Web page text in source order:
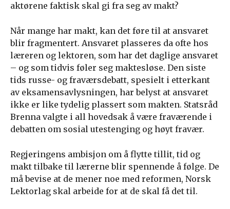
aktørene faktisk skal gi fra seg av makt?
Når mange har makt, kan det føre til at ansvaret
blir fragmentert. Ansvaret plasseres da ofte hos
læreren og lektoren, som har det daglige ansvaret
– og som tidvis føler seg maktesløse. Den siste
tids russe- og fraværsdebatt, spesielt i etterkant
av eksamensavlysningen, har belyst at ansvaret
ikke er like tydelig plassert som makten. Statsråd
Brenna valgte i all hovedsak å være fraværende i
debatten om sosial utestenging og høyt fravær.
Regjeringens ambisjon om å flytte tillit, tid og
makt tilbake til lærerne blir spennende å følge. De
må bevise at de mener noe med reformen, Norsk
Lektorlag skal arbeide for at de skal få det til.